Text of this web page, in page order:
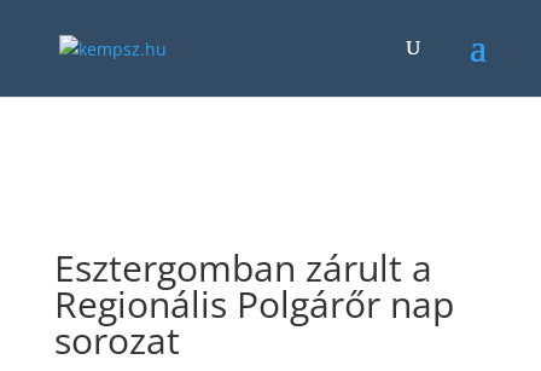
button--quick-actions, .et-fb-button-group.et-fb-button-group--
save-changes .et-fb-button--help { display: none !important; }
Esztergomban zárult a
Regionális Polgárőr nap
sorozat